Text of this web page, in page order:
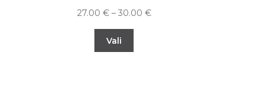
27.00 €– 30.00 €
Vali